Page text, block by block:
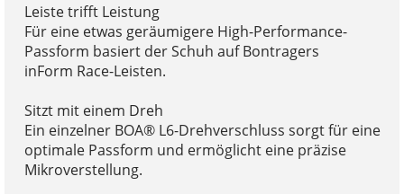
Leiste trifft Leistung
Für eine etwas geräumigere High-Performance-
Passform basiert der Schuh auf Bontragers
inForm Race-Leisten.
Sitzt mit einem Dreh
Ein einzelner BOA® L6-Drehverschluss sorgt für eine
optimale Passform und ermöglicht eine präzise
Mikroverstellung.